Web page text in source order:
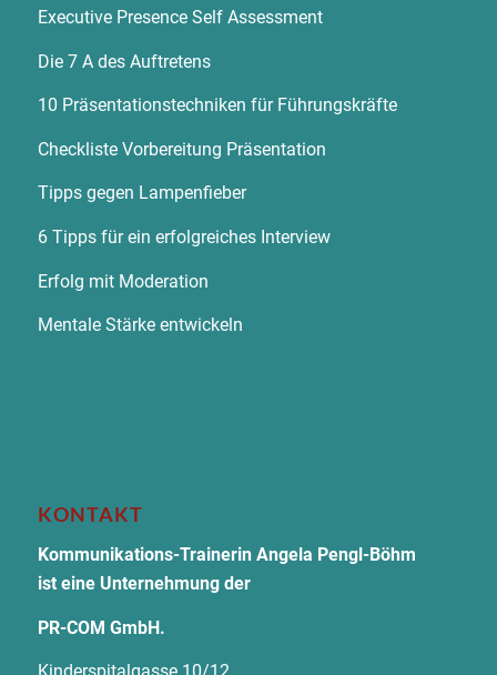
Executive Presence Self Assessment
Die 7 A des Auftretens
10 Präsentationstechniken für Führungskräfte
Checkliste Vorbereitung Präsentation
Tipps gegen Lampenfieber
6 Tipps für ein erfolgreiches Interview
Erfolg mit Moderation
Mentale Stärke entwickeln
KONTAKT
Kommunikations-Trainerin Angela Pengl-Böhm
ist eine Unternehmung der
PR-COM GmbH.